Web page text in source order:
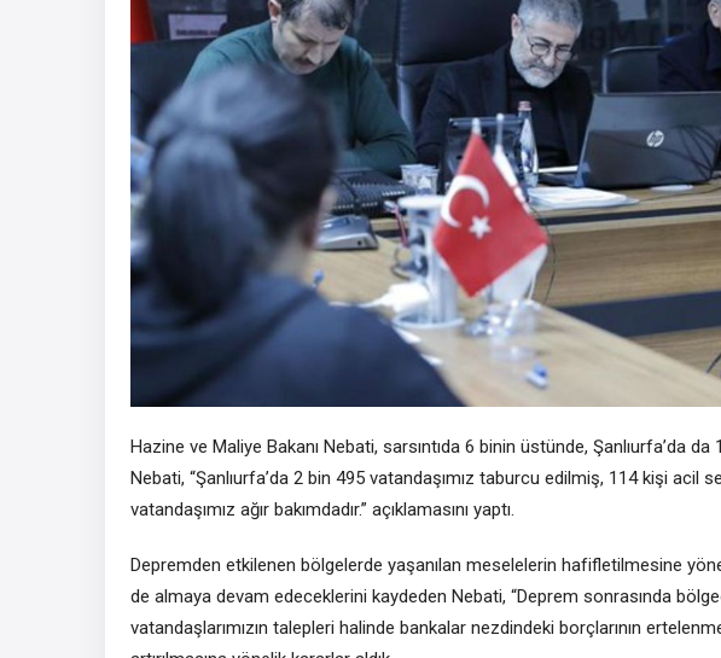
Hazine ve Maliye Bakanı Nebati, sarsıntıda 6 binin üstünde, Şanlıurfa’da
Nebati, “Şanlıurfa’da 2 bin 495 vatandaşımız taburcu edilmiş, 114 kişi
vatandaşımız ağır bakımdadır.” açıklamasını yaptı.
Depremden etkilenen bölgelerde yaşanılan meselelerin hafifletilmesine
de almaya devam edeceklerini kaydeden Nebati, “Deprem sonrasında
vatandaşlarımızın talepleri halinde bankalar nezdindeki borçlarının